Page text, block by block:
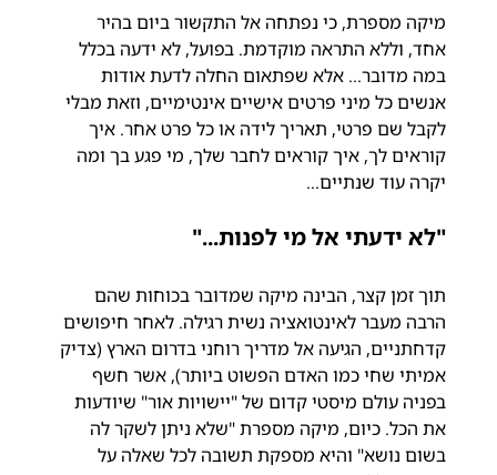
מיקה מספרת, כי נפתחה אל התקשור ביום בהיר
אחד, וללא התראה מוקדמת. בפועל, לא ידעה בכלל
במה מדובר... אלא שפתאום החלה לדעת אודות
אנשים כל מיני פרטים אישיים אינטימיים, וזאת מבלי
לקבל שם פרטי, תאריך לידה או כל פרט אחר. איך
קוראים לך, איך קוראים לחבר שלך, מי פגע בך ומה
יקרה עוד שנתיים...
"לא ידעתי אל מי לפנות..."
תוך זמן קצר, הבינה מיקה שמדובר בכוחות שהם
הרבה מעבר לאינטואציה נשית רגילה. לאחר חיפושים
קדחתניים, הגיעה אל מדריך רוחני בדרום הארץ (צדיק
אמיתי שחי כמו האדם הפשוט ביותר), אשר חשף
בפניה עולם מיסטי קדום של "יישויות אור" שיודעות
את הכל. כיום, מיקה מספרת "שלא ניתן לשקר לה
בשום נושא" והיא מספקת תשובה לכל שאלה על